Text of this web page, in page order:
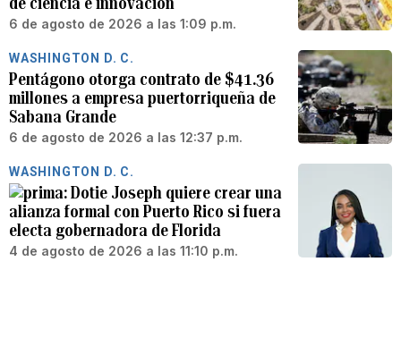
6 de agosto de 2026 a las 1:09 p.m.
WASHINGTON D. C.
Pentágono otorga contrato de $41.36
millones a empresa puertorriqueña de
Sabana Grande
6 de agosto de 2026 a las 12:37 p.m.
WASHINGTON D. C.
Dotie Joseph quiere crear una
alianza formal con Puerto Rico si fuera
electa gobernadora de Florida
4 de agosto de 2026 a las 11:10 p.m.